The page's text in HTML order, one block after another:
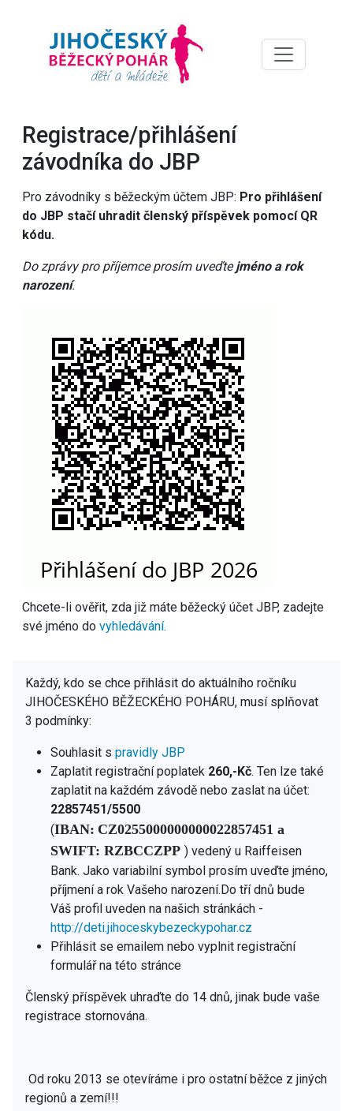
Registrace/přihlášení
závodníka do JBP
Pro závodníky s běžeckým účtem JBP: Pro přihlášení
do JBP stačí uhradit členský příspěvek pomocí QR
kódu.
Do zprávy pro příjemce prosím uveďtejméno a rok
narození.
Chcete-li ověřit, zda již máte běžecký účet JBP, zadejte
své jméno do vyhledávání.
Každý, kdo se chce přihlásit do aktuálního ročníku
JIHOČESKÉHO BĚŽECKÉHO POHÁRU, musí splňovat
3 podmínky:
Souhlasit s pravidly JBP
Zaplatit registrační poplatek 260,-Kč. Ten lze také
zaplatit na každém závodě nebo zaslat na účet:
22857451/5500
(IBAN: CZ0255000000000022857451 a
SWIFT: RZBCCZPP ) vedený u Raiffeisen
Bank. Jako variabilní symbol prosím uveďte jméno,
příjmení a rok Vašeho narození.Do tří dnů bude
Váš profil uveden na našich stránkách -
http://deti.jihoceskybezeckypohar.cz
Přihlásit se emailem nebo vyplnit registrační
formulář na této stránce
Členský příspěvek uhraďte do 14 dnů, jinak bude vaše
registrace stornována.
Od roku 2013 se otevíráme i pro ostatní běžce z jiných
regionů a zemí!!!